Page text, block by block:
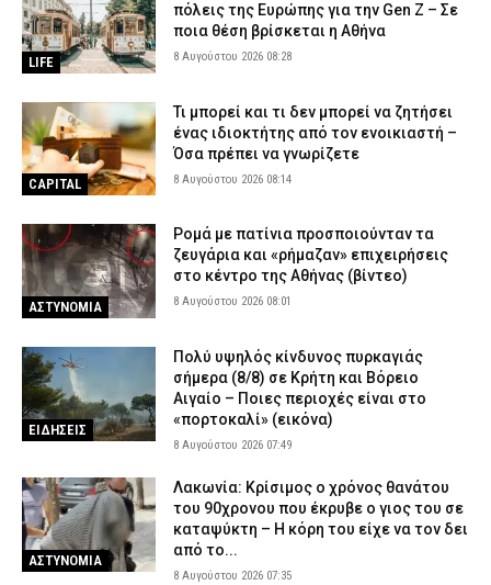
LIFE
πόλεις της Ευρώπης για την Gen Z – Σε
ποια θέση βρίσκεται η Αθήνα
8 Αυγούστου 2026 08:28
CAPITAL
Τι μπορεί και τι δεν μπορεί να ζητήσει
ένας ιδιοκτήτης από τον ενοικιαστή –
Όσα πρέπει να γνωρίζετε
8 Αυγούστου 2026 08:14
ΑΣΤΥΝΟΜΙΑ
Ρομά με πατίνια προσποιούνταν τα
ζευγάρια και «ρήμαζαν» επιχειρήσεις
στο κέντρο της Αθήνας (βίντεο)
8 Αυγούστου 2026 08:01
ΕΙΔΗΣΕΙΣ
Πολύ υψηλός κίνδυνος πυρκαγιάς
σήμερα (8/8) σε Κρήτη και Βόρειο
Αιγαίο – Ποιες περιοχές είναι στο
«πορτοκαλί» (εικόνα)
8 Αυγούστου 2026 07:49
ΑΣΤΥΝΟΜΙΑ
Λακωνία: Κρίσιμος ο χρόνος θανάτου
του 90χρονου που έκρυβε ο γιος του σε
καταψύκτη – Η κόρη του είχε να τον δει
από το...
8 Αυγούστου 2026 07:35